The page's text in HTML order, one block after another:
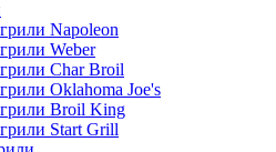
Napoleon
Weber
Char Broil
Oklahoma Joe's
Broil King
Start Grill